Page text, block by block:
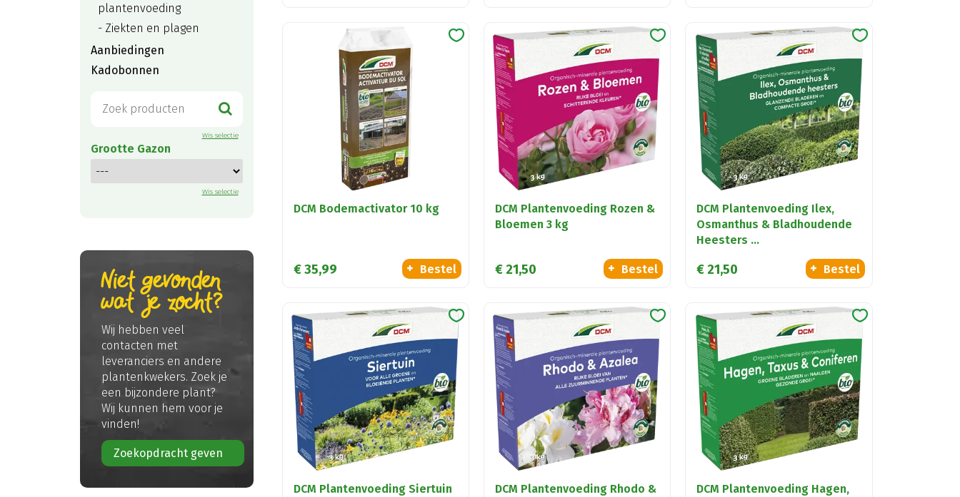
DCM Bodemactivator 10 kg
€ 35,99 Bestel
DCM Plantenvoeding Rozen &
Bloemen 3 kg
€ 21,50 Bestel
DCM Plantenvoeding Ilex,
Osmanthus & Bladhoudende
Heesters …
€ 21,50 Bestel
DCM Plantenvoeding Siertuin
DCM Plantenvoeding Rhodo &
DCM Plantenvoeding Hagen,
plantenvoeding
Ziekten en plagen
Aanbiedingen
Kadobonnen
Wis selectie
Grootte Gazon
Wis selectie
Niet gevonden
wat je zocht?
Wij hebben veel
contacten met
leveranciers en andere
plantenkwekers. Zoek je
een bijzondere plant?
Wij kunnen hem voor je
vinden!
Zoekopdracht geven